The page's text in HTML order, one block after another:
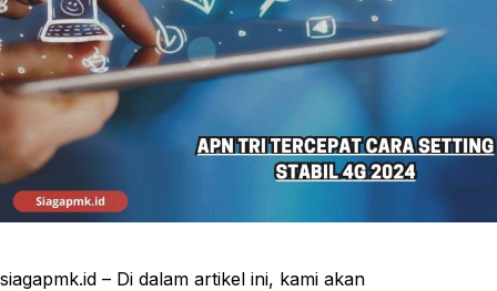
siagapmk.id – Di dalam artikel ini, kami akan